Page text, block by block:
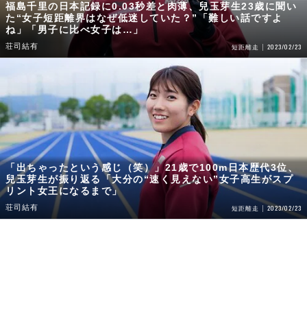
福島千里の日本記録に0.03秒差と肉薄、兒玉芽生23歳に聞い
た“女子短距離界はなぜ低迷していた？”「難しい話ですよ
ね」「男子に比べ女子は…」
荘司結有 短距離走 2023/02/23
「出ちゃったという感じ（笑）」21歳で100m日本歴代3位、
兒玉芽生が振り返る「大分の“速く見えない”女子高生がスプ
リント女王になるまで」
荘司結有 短距離走 2023/02/23